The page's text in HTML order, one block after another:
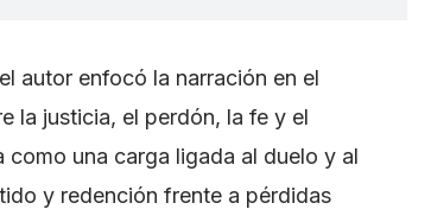
autor enfocó la narración en el
la justicia, el perdón, la fe y el
una carga ligada al duelo y al
y redención frente a pérdidas